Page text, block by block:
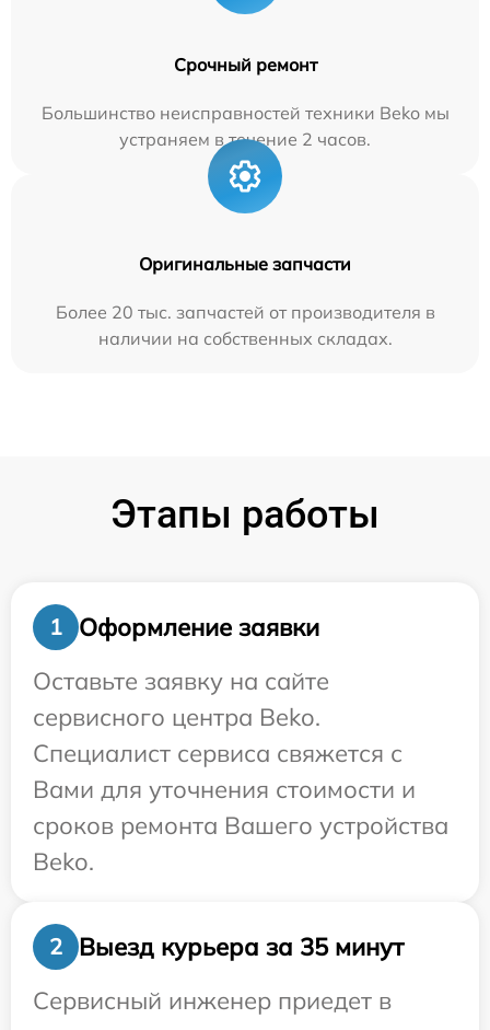
Срочный ремонт
Большинство неисправностей техники Beko мы
устраняем в течение 2 часов.
Оригинальные запчасти
Более 20 тыс. запчастей от производителя в
наличии на собственных складах.
Этапы работы
1
Оформление заявки
Оставьте заявку на сайте
сервисного центра Beko.
Специалист сервиса свяжется с
Вами для уточнения стоимости и
сроков ремонта Вашего устройства
Beko.
2
Выезд курьера за 35 минут
Сервисный инженер приедет в